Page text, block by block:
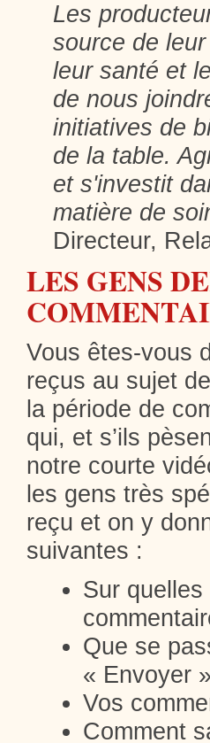
Les
source de
leur santé et
de nous
initiatives de
de la table.
et s'investit
matière de
Directeur,
LES GENS
Vous êtes-vous
reçus au sujet
la période de
qui, et s’ils
notre courte
les gens très
reçu et on y
suivantes :
Sur
Que se
« Envoyer
Vos
Comment